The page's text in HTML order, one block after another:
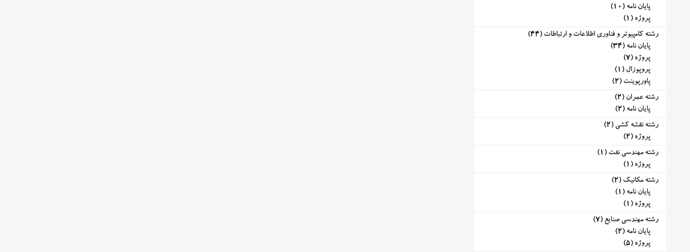
پایان نامه (10)
پروژه (1)
رشته کامپیوتر و فناوری اطلاعات و ارتباطات (44)
پایان نامه (34)
پروژه (7)
پروپوزال (1)
پاورپوینت (2)
رشته عمران (2)
پایان نامه (2)
رشته نقشه کشی (2)
پروژه (2)
رشته مهندسی نفت (1)
پروژه (1)
رشته مکانیک (2)
پایان نامه (1)
پروژه (1)
رشته مهندسی صنایع (7)
پایان نامه (2)
پروژه (5)